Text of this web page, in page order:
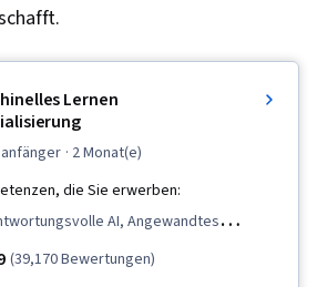
Lernen
anfänger · 2 Monat(e)
die Sie erwerben:
AI, Angewandtes
Lernen, Scikit Learn (Bibliothek für
(39,170 Bewertungen)